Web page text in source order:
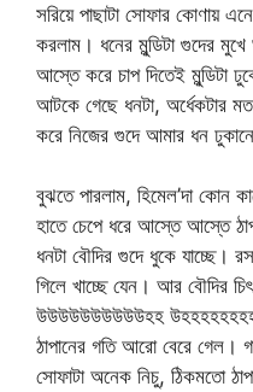
সরিয়ে পাছাটা সোফার কোণায়
করলাম। ধনের মুন্ডিটা গুদের
আস্তে করে চাপ দিতেই মুন্ডিটা
আটকে গেছে ধনটা, অর্ধেকটার
করে নিজের গুদে আমার ধন
বুঝতে পারলাম, হিমেল’দা কোন
হাতে চেপে ধরে আস্তে আস্তে
ধনটা বৌদির গুদে ধুকে যাচ্ছে।
গিলে খাচ্ছে যেন। আর
উউউউউউউউউউহহ উহহহহহহহহ
ঠাপানের গতি আরো বেরে গেল।
সোফাটা অনেক নিচু, ঠিকমতো